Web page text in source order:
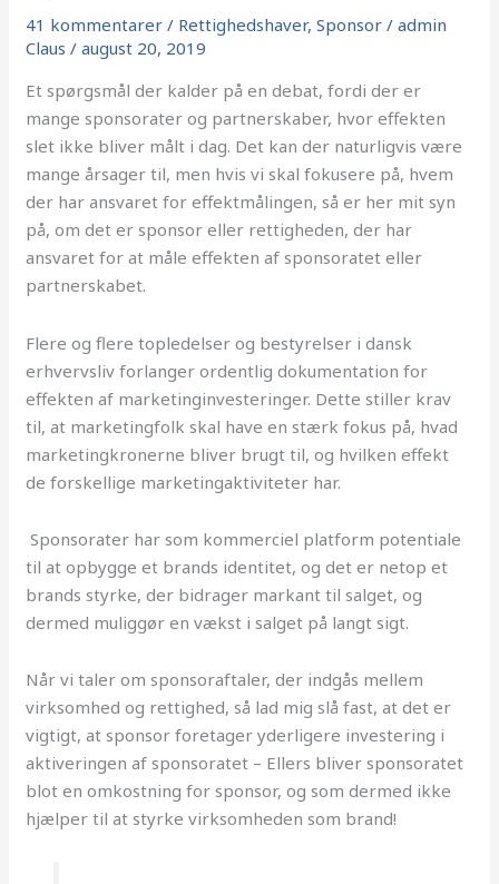
41 kommentarer / Rettighedshaver,Sponsor /admin
Claus/august 20, 2019
Et spørgsmål der kalder på en debat, fordi der er
mange sponsorater og partnerskaber, hvor effekten
slet ikke bliver målt i dag. Det kan der naturligvis være
mange årsager til, men hvis vi skal fokusere på, hvem
der har ansvaret for effektmålingen, så er her mit syn
på, om det er sponsor eller rettigheden, der har
ansvaret for at måle effekten af sponsoratet eller
partnerskabet.
Flere og flere topledelser og bestyrelser i dansk
erhvervsliv forlanger ordentlig dokumentation for
effekten af marketinginvesteringer. Dette stiller krav
til, at marketingfolk skal have en stærk fokus på, hvad
marketingkronerne bliver brugt til, og hvilken effekt
de forskellige marketingaktiviteter har.
Sponsorater har som kommerciel platform potentiale
til at opbygge et brands identitet, og det er netop et
brands styrke, der bidrager markant til salget, og
dermed muliggør en vækst i salget på langt sigt.
Når vi taler om sponsoraftaler, der indgås mellem
virksomhed og rettighed, så lad mig slå fast, at det er
vigtigt, at sponsor foretager yderligere investering i
aktiveringen af sponsoratet – Ellers bliver sponsoratet
blot en omkostning for sponsor, og som dermed ikke
hjælper til at styrke virksomheden som brand!